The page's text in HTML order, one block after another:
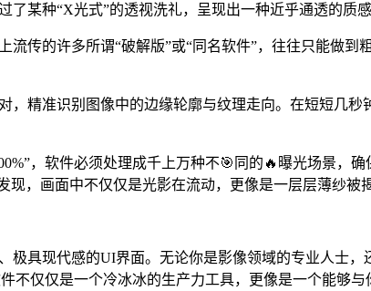
某种“X光式”的透视洗礼，呈现出一种近乎通透的质感
传的许多所谓“破解版”或“同名软件”，往往只能做到
精准识别图像中的边缘轮廓与纹理走向。在短短几秒
，软件必须处理成千上万种不🎯同的🔥曝光场景，
，画面中不仅仅是光影在流动，更像是一层层薄纱被
具现代感的UI界面。无论你是影像领域的专业人士
不仅仅是一个冷冰冰的生产力工具，更像是一个能够与